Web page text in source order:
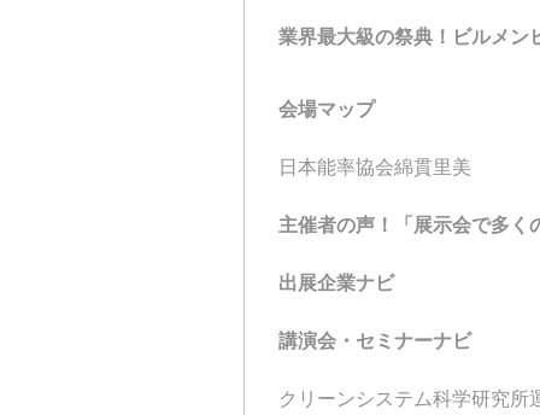
業界最大級の祭典！ビルメン
会場マップ
日本能率協会綿貫里美
主催者の声！「展示会で多く
出展企業ナビ
講演会・セミナーナビ
クリーンシステム科学研究所